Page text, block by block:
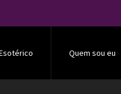
Quem sou eu